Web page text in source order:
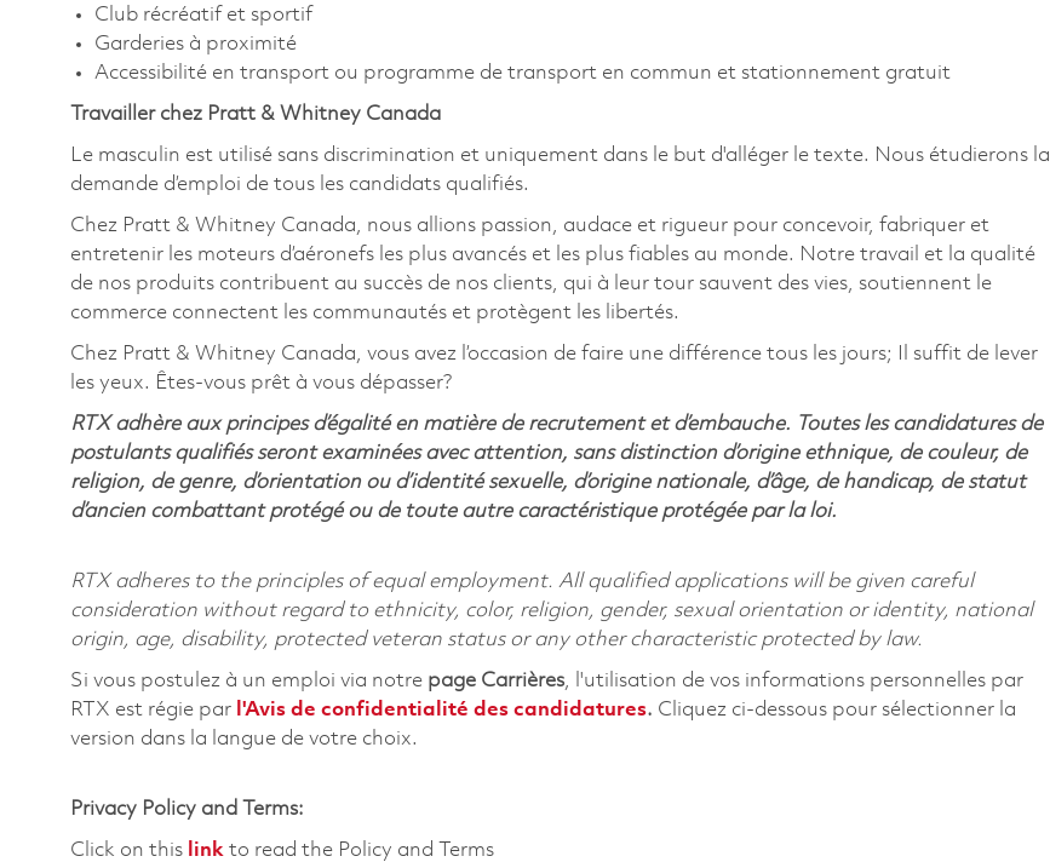
Club récréatif et sportif
Garderies à proximité
Accessibilité en transport ou programme de transport en commun et stationnement gratuit
Travailler chez Pratt & Whitney Canada
Le masculin est utilisé sans discrimination et uniquement dans le but d'alléger le texte. Nous étudierons la
demande d’emploi de tous les candidats qualifiés.
Chez Pratt & Whitney Canada, nous allions passion, audace et rigueur pour concevoir, fabriquer et
entretenir les moteurs d’aéronefs les plus avancés et les plus fiables au monde. Notre travail et la qualité
de nos produits contribuent au succès de nos clients, qui à leur tour sauvent des vies, soutiennent le
commerce connectent les communautés et protègent les libertés.
Chez Pratt & Whitney Canada, vous avez l’occasion de faire une différence tous les jours; Il suffit de lever
les yeux. Êtes-vous prêt à vous dépasser?
RTX adhère aux principes d’égalité en matière de recrutement et d’embauche. Toutes les candidatures de
postulants qualifiés seront examinées avec attention, sans distinction d’origine ethnique, de couleur, de
religion, de genre, d’orientation ou d’identité sexuelle, d’origine nationale, d’âge, de handicap, de statut
d’ancien combattant protégé ou de toute autre caractéristique protégée par la loi.
RTX adheres to the principles of equal employment. All qualified applications will be given careful
consideration without regard to ethnicity, color, religion, gender, sexual orientation or identity, national
origin, age, disability, protected veteran status or any other characteristic protected by law.
Si vous postulez à un emploi via notre page Carrières, l'utilisation de vos informations personnelles par
RTX est régie par l'Avis de confidentialité des candidatures. Cliquez ci-dessous pour sélectionner la
version dans la langue de votre choix.
Privacy Policy and Terms:
Click on this link to read the Policy and Terms